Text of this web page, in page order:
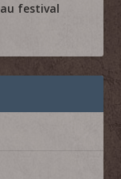
festival